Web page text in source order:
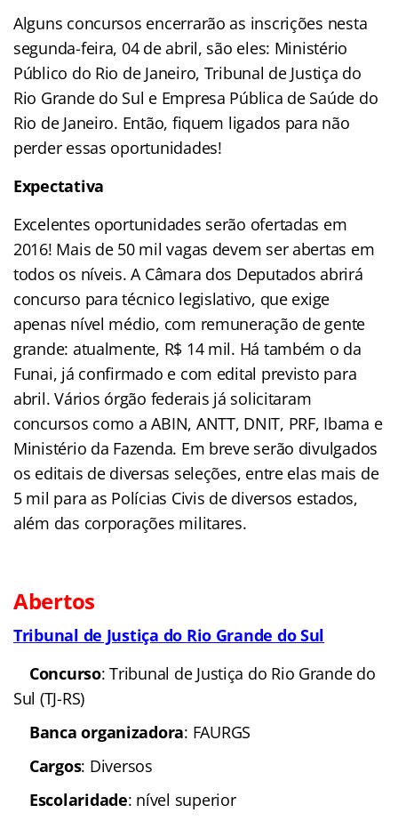
Alguns concursos encerrarão as inscrições nesta
segunda-feira, 04 de abril, são eles: Ministério
Público do Rio de Janeiro, Tribunal de Justiça do
Rio Grande do Sul e Empresa Pública de Saúde do
Rio de Janeiro. Então, fiquem ligados para não
perder essas oportunidades!
Expectativa
Excelentes oportunidades serão ofertadas em
2016! Mais de 50 mil vagas devem ser abertas em
todos os níveis. A Câmara dos Deputados abrirá
concurso para técnico legislativo, que exige
apenas nível médio, com remuneração de gente
grande: atualmente, R$ 14 mil. Há também o da
Funai, já confirmado e com edital previsto para
abril. Vários órgão federais já solicitaram
concursos como a ABIN, ANTT, DNIT, PRF, Ibama e
Ministério da Fazenda. Em breve serão divulgados
os editais de diversas seleções, entre elas mais de
5 mil para as Polícias Civis de diversos estados,
além das corporações militares.
Abertos
Tribunal de Justiça do Rio Grande do Sul
Concurso: Tribunal de Justiça do Rio Grande do
Sul (TJ-RS)
Banca organizadora: FAURGS
Cargos: Diversos
Escolaridade: nível superior